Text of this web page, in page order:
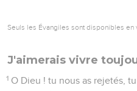
pas sorti, ô Dieu, avec nos
délivrance qui vient de
12 Par Dieu nous ferons des